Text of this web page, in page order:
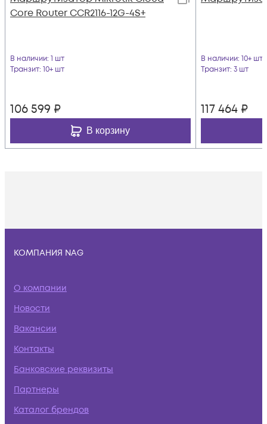
Core Router CCR2116-12G-4S+
В наличии: 1 шт
Транзит: 10+ шт
106 599 ₽
В корзину
В наличии: 10+ шт
Транзит: 3 шт
117 464 ₽
КОМПАНИЯ NAG
О компании
Новости
Вакансии
Контакты
Банковские реквизиты
Партнеры
Каталог брендов